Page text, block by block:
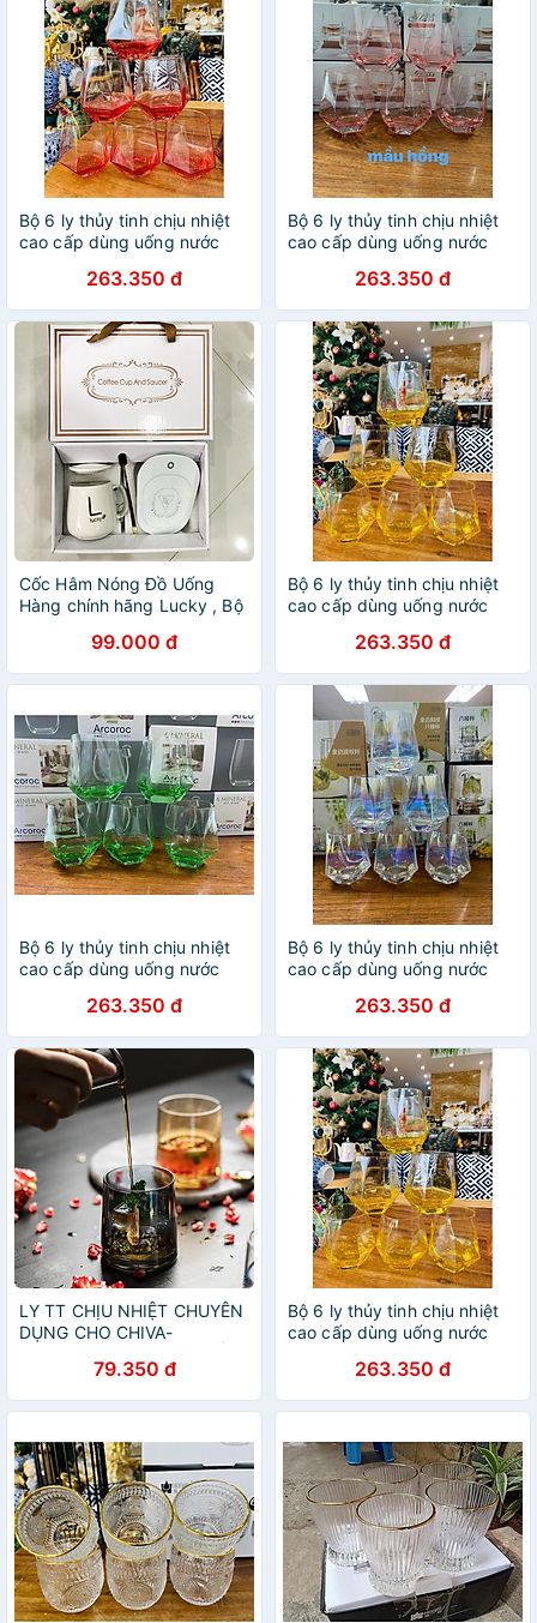
Bộ 6 ly thủy tinh chịu nhiệt
cao cấp dùng uống nước
cương đỏ263.350 đ
Bộ 6 ly thủy tinh chịu nhiệt
cao cấp dùng uống nước
cương hồng263.350 đ
Cốc Hâm Nóng Đồ Uống
Hàng chính hãng Lucky , Bộ
Nóng Trà, Cafe, Hâm Sữa +
Tặng Kèm Thìa Vàng, Hộp
Quà Sang Trọng
99.000 đ
Bộ 6 ly thủy tinh chịu nhiệt
cao cấp dùng uống nước
cương vàng chanh
263.350 đ
Bộ 6 ly thủy tinh chịu nhiệt
cao cấp dùng uống nước
cương xanh lá263.350 đ
Bộ 6 ly thủy tinh chịu nhiệt
cao cấp dùng uống nước
cương ánh xanh
263.350 đ
LY TT CHỊU NHIỆT CHUYÊN
DỤNG CHO CHIVA-
THỦY TINH CAO CẤP | CỐC
TRỤ UỐNG RƯỢU MẠNH
79.350 đ
Bộ 6 ly thủy tinh chịu nhiệt
cao cấp dùng uống nước
cương vàng chanh
263.350 đ